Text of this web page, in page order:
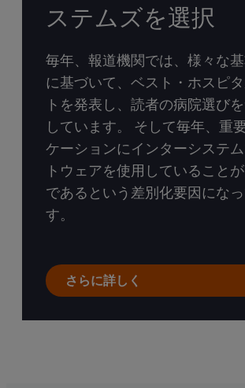
ステムズを選択
毎年、報道機関では、様々な
に基づいて、ベスト・ホスピ
トを発表し、読者の病院選び
しています。 そして毎年、重
ケーションにインターシステ
トウェアを使用していること
であるという差別化要因にな
す。
さらに詳しく